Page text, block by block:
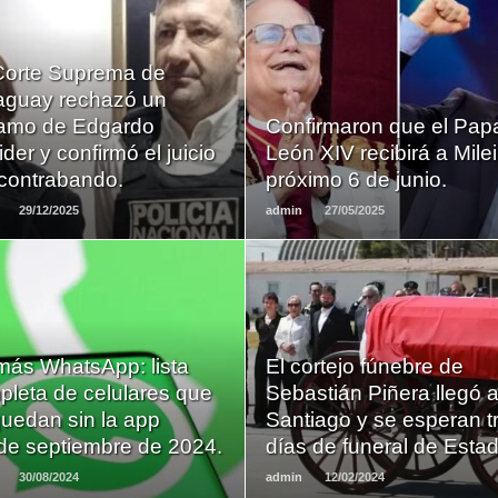
Suprema de
rechazó un
de Edgardo
y confirmó el juicio
29/12/2025
LEER
MAS
Confirmaron que el
León XIV recibirá a
próximo 6 de junio.
admin 27/05/2025
LEER
MAS
WhatsApp: lista
de celulares que
sin la app
septiembre de 2024.
30/08/2024
LEER
MAS
El cortejo fúnebre de
Sebastián Piñera llegó a
Santiago y se esperan
días de funeral de
admin 12/02/2024
LEER
MAS